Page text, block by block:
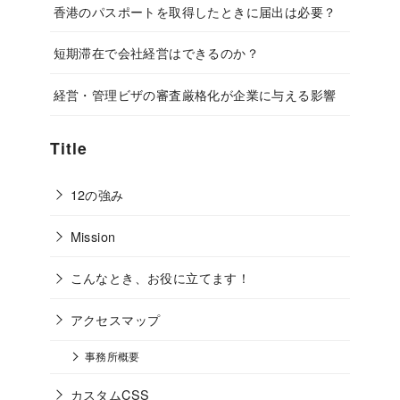
香港のパスポートを取得したときに届出は必要？
短期滞在で会社経営はできるのか？
経営・管理ビザの審査厳格化が企業に与える影響
Title
12の強み
Mission
こんなとき、お役に立てます！
アクセスマップ
事務所概要
カスタムCSS